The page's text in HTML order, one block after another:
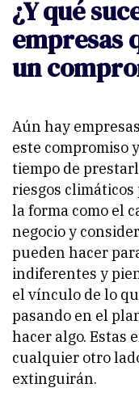
¿Y qué
empresas
un
Aún hay
este compromiso
tiempo de
riesgos climáticos
la forma como el
negocio y
pueden hacer
indiferentes y
el vínculo de lo
pasando en el
hacer algo. Estas
cualquier otro
extinguirán.